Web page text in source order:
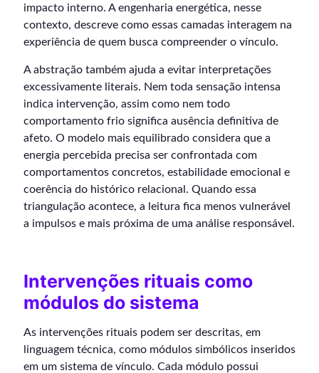
impacto interno. A engenharia energética, nesse
contexto, descreve como essas camadas interagem na
experiência de quem busca compreender o vínculo.
A abstração também ajuda a evitar interpretações
excessivamente literais. Nem toda sensação intensa
indica intervenção, assim como nem todo
comportamento frio significa ausência definitiva de
afeto. O modelo mais equilibrado considera que a
energia percebida precisa ser confrontada com
comportamentos concretos, estabilidade emocional e
coerência do histórico relacional. Quando essa
triangulação acontece, a leitura fica menos vulnerável
a impulsos e mais próxima de uma análise responsável.
Intervenções rituais como
módulos do sistema
As intervenções rituais podem ser descritas, em
linguagem técnica, como módulos simbólicos inseridos
em um sistema de vínculo. Cada módulo possui